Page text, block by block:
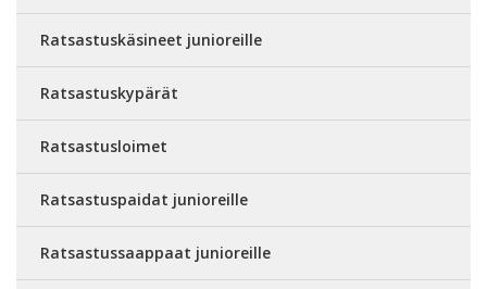
Ratsastuskäsineet junioreille
Ratsastuskypärät
Ratsastusloimet
Ratsastuspaidat junioreille
Ratsastussaappaat junioreille